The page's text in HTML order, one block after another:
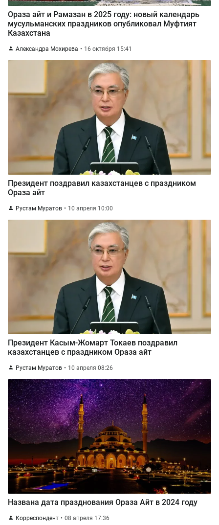
Ораза айт и Рамазан в 2025 году: новый календарь
мусульманских праздников опубликовал Муфтият
Казахстана
Александра Мохирева 16 октября 15:41
Президент поздравил казахстанцев с праздником
Ораза айт
Рустам Муратов 10 апреля 10:00
Президент Касым-Жомарт Токаев поздравил
казахстанцев с праздником Ораза айт
Рустам Муратов 10 апреля 08:26
Названа дата празднования Ораза Айт в 2024 году
Корреспондент 08 апреля 17:36